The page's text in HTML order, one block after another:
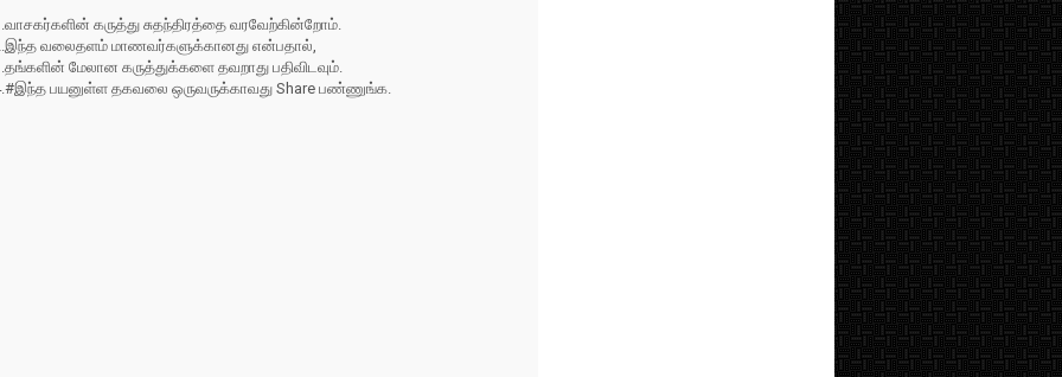
கருத்து சுதந்திரத்தை வரவேற்கின்றோம்.
வலைதளம் மாணவர்களுக்கானது என்பதால்,
மேலான கருத்துக்களை தவறாது பதிவிடவும்.
பயனுள்ள தகவலை ஒருவருக்காவது Share பண்ணுங்க.